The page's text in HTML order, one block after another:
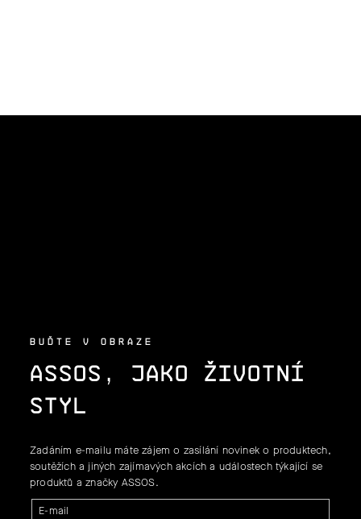
BUĎTE V OBRAZE
ASSOS, JAKO ŽIVOTNÍ
STYL
Zadáním e-mailu máte zájem o zasílání novinek o produktech,
soutěžích a jiných zajímavých akcích a událostech týkající se
produktů a značky ASSOS.
E-mail